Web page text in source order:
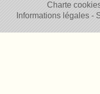
Charte
Informations légales